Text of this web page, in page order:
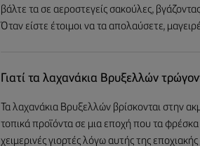
βάλτε τα σε αεροστεγείς σακούλες,
Όταν είστε έτοιμοι να τα απολαύσετε,
Γιατί τα λαχανάκια Βρυξελλών
Τα λαχανάκια Βρυξελλών βρίσκονται στην
τοπικά προϊόντα σε μια εποχή που τα φρέσκα
χειμερινές γιορτές λόγω αυτής της